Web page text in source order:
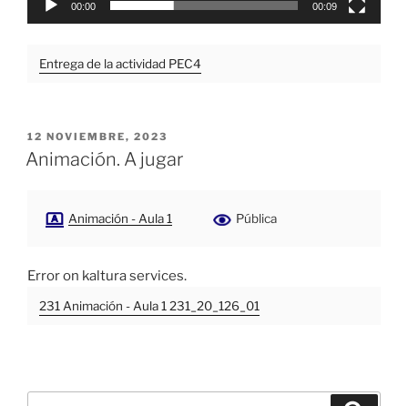
00:00 00:09
Entrega de la actividad PEC4
PUBLICADO
EL
12 NOVIEMBRE, 2023
Animación. A jugar
Animación - Aula 1 Pública
Error on kaltura services.
231 Animación - Aula 1 231_20_126_01